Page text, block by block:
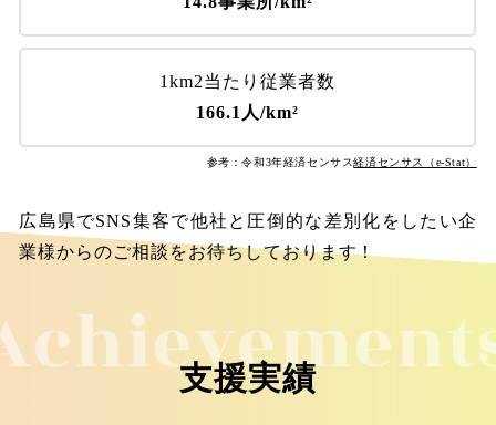
1km2当たり従業者数
166.1人/km²
参考：令和3年経済センサス経済センサス（e-Stat）
広島県でSNS集客で他社と圧倒的な差別化をしたい企
業様からのご相談をお待ちしております！
支援実績